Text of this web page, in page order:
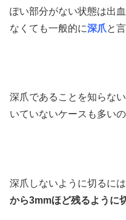
ぽい部分がない状態は出
なくても一般的に深爪と
深爪であることを知らな
いていないケースも多いの
深爪しないように切るに
から3mmほど残るように